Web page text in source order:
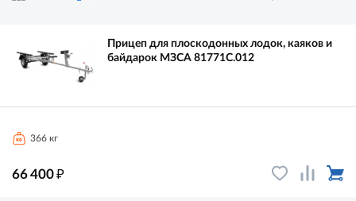
Прицеп для плоскодонных лодок, каяков и
байдарок МЗСА 81771С.012
366 кг
66 400₽